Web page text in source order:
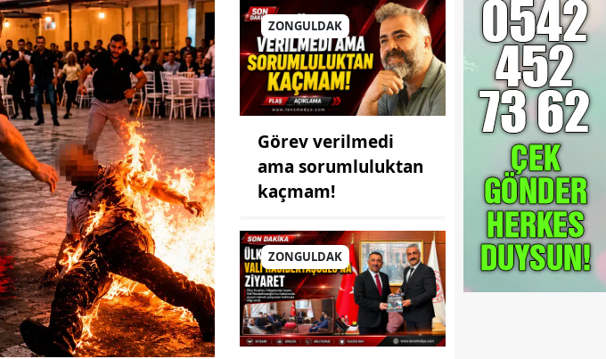
ZONGULDAK
Görev verilmedi
ama sorumluluktan
kaçmam!
ZONGULDAK